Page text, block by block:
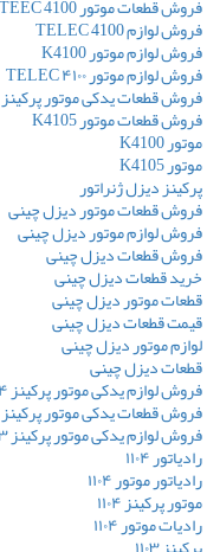
فروش قطعات موتور TEEC 4100
فروش لوازم TELEC 4100
فروش لوازم موتور K4100
فروش لوازم موتور ۴۱۰۰ TELEC
فروش قطعات یدکی موتور پرکینز ۱۱۰۴
فروش قطعات موتور K4105
موتور K4100
موتور K4105
پرکینز دیزل ژنراتور
فروش قطعات موتور دیزل چینی
فروش لوازم موتور دیزل چینی
فروش قطعات دیزل چینی
خرید قطعات دیزل چینی
قطعات موتور دیزل چینی
قیمت قطعات دیزل چینی
لوازم موتور دیزل چینی
قطعات دیزل چینی
فروش لوازم یدکی موتور پرکینز ۱۱۰۴
فروش قطعات یدکی موتور پرکینز ۱۱۰۳
فروش لوازم یدکی موتور پرکینز ۱۱۰۳
رادیاتور ۱۱۰۴
رادیاتور موتور ۱۱۰۴
موتور پرکینز ۱۱۰۴
رادیات موتور ۱۱۰۴